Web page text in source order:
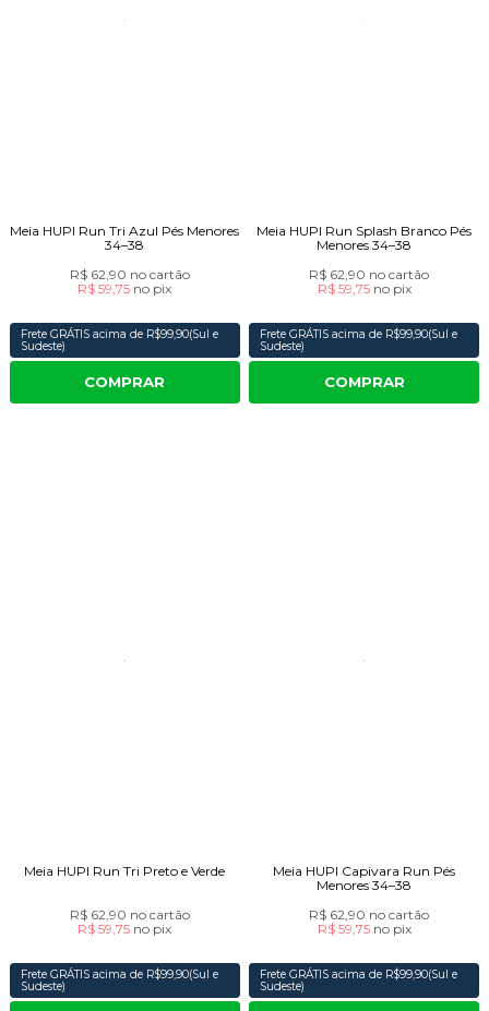
Meia HUPI Run Tri Azul Pés Menores
34–38
R$ 62,90 no cartão
R$ 59,75 no pix
Frete GRÁTIS acima de R$99,90(Sul e
Sudeste)
COMPRAR
Meia HUPI Run Splash Branco Pés
Menores 34–38
R$ 62,90 no cartão
R$ 59,75 no pix
Frete GRÁTIS acima de R$99,90(Sul e
Sudeste)
COMPRAR
Meia HUPI Run Tri Preto e Verde
R$ 62,90 no cartão
R$ 59,75 no pix
Frete GRÁTIS acima de R$99,90(Sul e
Sudeste)
Meia HUPI Capivara Run Pés
Menores 34–38
R$ 62,90 no cartão
R$ 59,75 no pix
Frete GRÁTIS acima de R$99,90(Sul e
Sudeste)